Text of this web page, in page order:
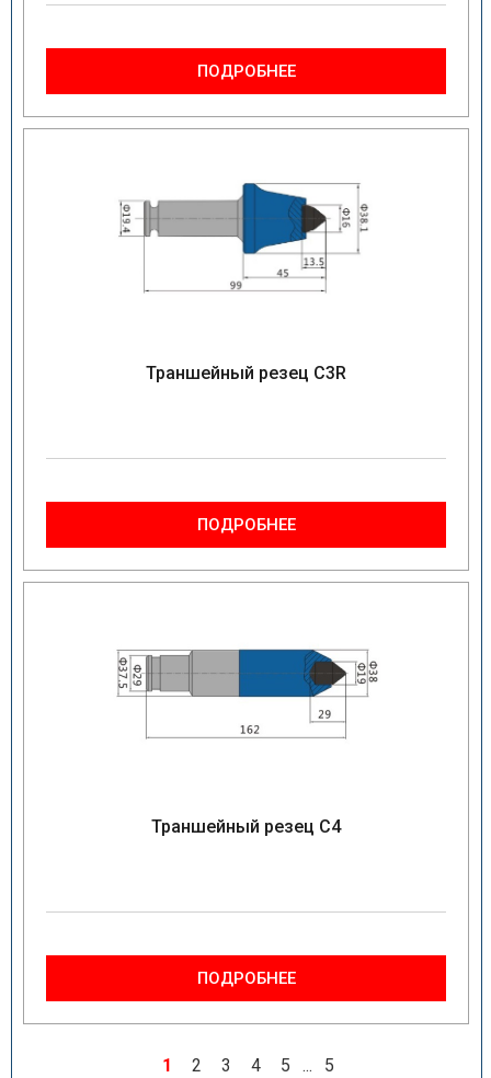
ПОДРОБНЕЕ
Траншейный резец C3R
ПОДРОБНЕЕ
Траншейный резец C4
ПОДРОБНЕЕ
1 2 3 4 5 ... 5